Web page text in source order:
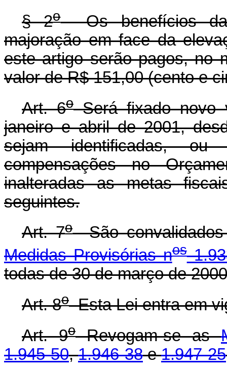
§ 2oOs benefícios da
majoração em face da
este artigo serão pagos, no
valor de R$ 151,00 (cento e
Art. 6oSerá fixado novo
janeiro e abril de 2001,
sejam identificadas,
compensações no
inalteradas as metas
seguintes.
Art. 7oSão convalidados
Medidas Provisórias nos
todas de 30 de março de
Art. 8oEsta Lei entra em
Art. 9oRevogam-se as
1.945-50,1.946-38e1.947-25